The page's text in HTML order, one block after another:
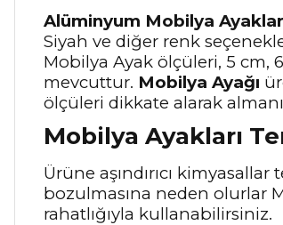
Alüminyum Mobilya
Siyah ve diğer renk
Mobilya Ayak ölçüleri, 5 cm,
mevcuttur. Mobilya Ayağı
ölçüleri dikkate alarak
Mobilya Ayakları
Ürüne aşındırıcı
bozulmasına neden olurlar
rahatlığıyla kullanabilirsiniz.